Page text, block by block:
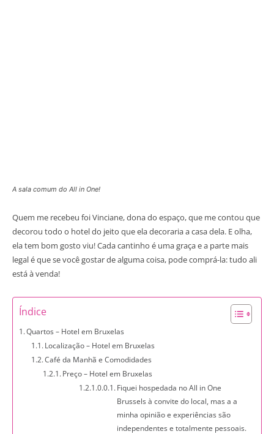
A sala comum do All in One!
Quem me recebeu foi Vinciane, dona do espaço, que me contou que
decorou todo o hotel do jeito que ela decoraria a casa dela. E olha,
ela tem bom gosto viu! Cada cantinho é uma graça e a parte mais
legal é que se você gostar de alguma coisa, pode comprá-la: tudo ali
está à venda!
Índice
Quartos – Hotel em Bruxelas
Localização – Hotel em Bruxelas
Café da Manhã e Comodidades
Preço – Hotel em Bruxelas
Fiquei hospedada no All in One
Brussels à convite do local, mas a a
minha opinião e experiências são
independentes e totalmente pessoais.